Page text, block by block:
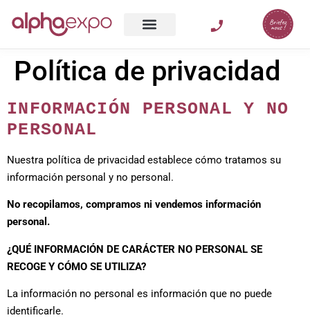
Política de privacidad
INFORMACIÓN PERSONAL Y NO
PERSONAL
Nuestra política de privacidad establece cómo tratamos su
información personal y no personal.
No recopilamos, compramos ni vendemos información
personal.
¿QUÉ INFORMACIÓN DE CARÁCTER NO PERSONAL SE
RECOGE Y CÓMO SE UTILIZA?
La información no personal es información que no puede
identificarle.